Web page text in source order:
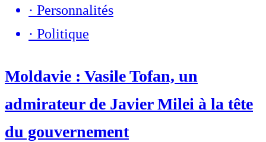
· Personnalités
· Politique
Moldavie : Vasile Tofan, un
admirateur de Javier Milei à la tête
du gouvernement